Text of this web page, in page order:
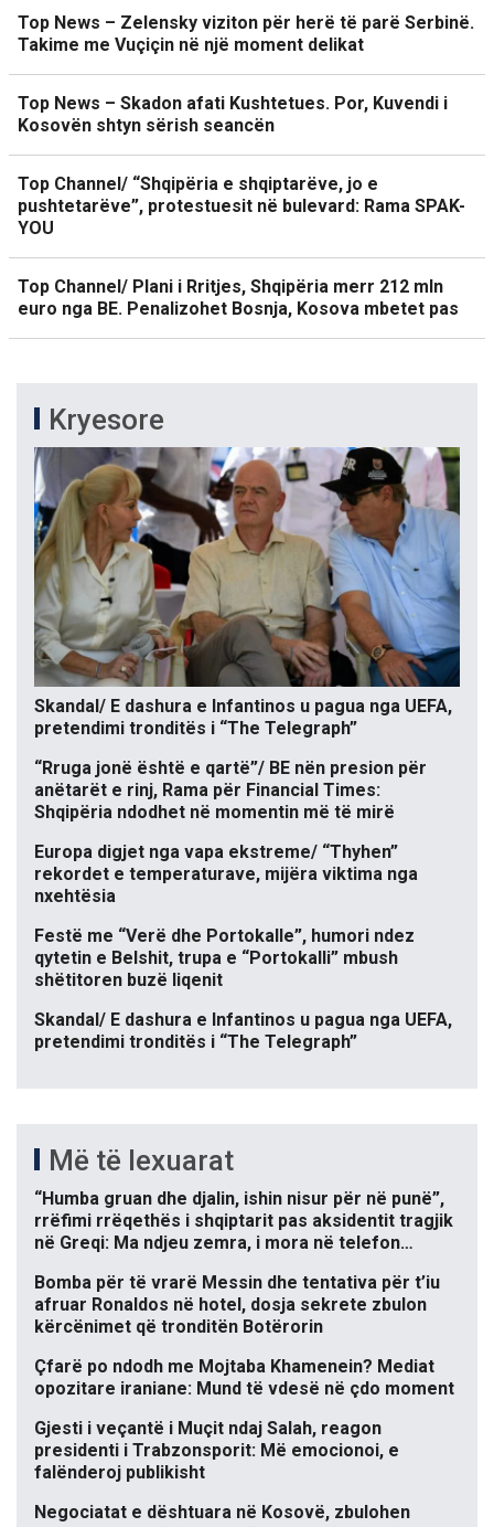
Top News – Zelensky viziton për herë të parë Serbinë.
Takime me Vuçiçin në një moment delikat
Top News – Skadon afati Kushtetues. Por, Kuvendi i
Kosovën shtyn sërish seancën
Top Channel/ “Shqipëria e shqiptarëve, jo e
pushtetarëve”, protestuesit në bulevard: Rama SPAK-
YOU
Top Channel/ Plani i Rritjes, Shqipëria merr 212 mln
euro nga BE. Penalizohet Bosnja, Kosova mbetet pas
Kryesore
Skandal/ E dashura e Infantinos u pagua nga UEFA,
pretendimi tronditës i “The Telegraph”
“Rruga jonë është e qartë”/ BE nën presion për
anëtarët e rinj, Rama për Financial Times:
Shqipëria ndodhet në momentin më të mirë
Europa digjet nga vapa ekstreme/ “Thyhen”
rekordet e temperaturave, mijëra viktima nga
nxehtësia
Festë me “Verë dhe Portokalle”, humori ndez
qytetin e Belshit, trupa e “Portokalli” mbush
shëtitoren buzë liqenit
Skandal/ E dashura e Infantinos u pagua nga UEFA,
pretendimi tronditës i “The Telegraph”
Më të lexuarat
“Humba gruan dhe djalin, ishin nisur për në punë”,
rrëfimi rrëqethës i shqiptarit pas aksidentit tragjik
në Greqi: Ma ndjeu zemra, i mora në telefon…
Bomba për të vrarë Messin dhe tentativa për t’iu
afruar Ronaldos në hotel, dosja sekrete zbulon
kërcënimet që tronditën Botërorin
Çfarë po ndodh me Mojtaba Khamenein? Mediat
opozitare iraniane: Mund të vdesë në çdo moment
Gjesti i veçantë i Muçit ndaj Salah, reagon
presidenti i Trabzonsporit: Më emocionoi, e
falënderoj publikisht
Negociatat e dështuara në Kosovë, zbulohen